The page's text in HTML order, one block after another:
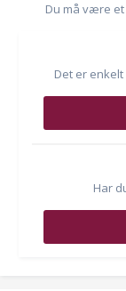
Du må være
Det er
Har